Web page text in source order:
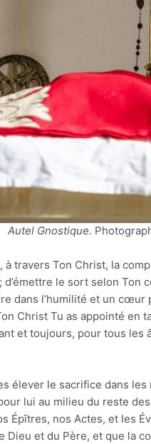
Autel Gnostique.
travers Ton Christ, la
le sort selon
dans l’humilité et un
Christ Tu as appointé
et toujours, pour tous
élever le sacrifice dans
lui au milieu du reste
Épîtres, nos Actes, et les
Dieu et du Père, et que la